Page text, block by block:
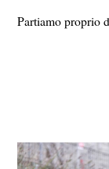
Partiamo proprio